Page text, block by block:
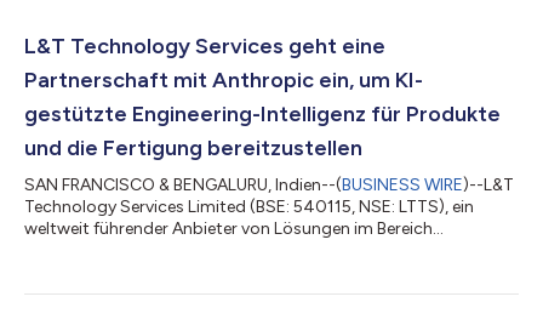
L&T Technology Services geht eine
Partnerschaft mit Anthropic ein, um KI-
gestützte Engineering-Intelligenz für Produkte
und die Fertigung bereitzustellen
SAN FRANCISCO & BENGALURU, Indien--(BUSINESS WIRE)--L&T
Technology Services Limited (BSE: 540115, NSE: LTTS), ein
weltweit führender Anbieter von Lösungen im Bereich
bekannt, um die Entwicklung von „Engineering Intelligence“